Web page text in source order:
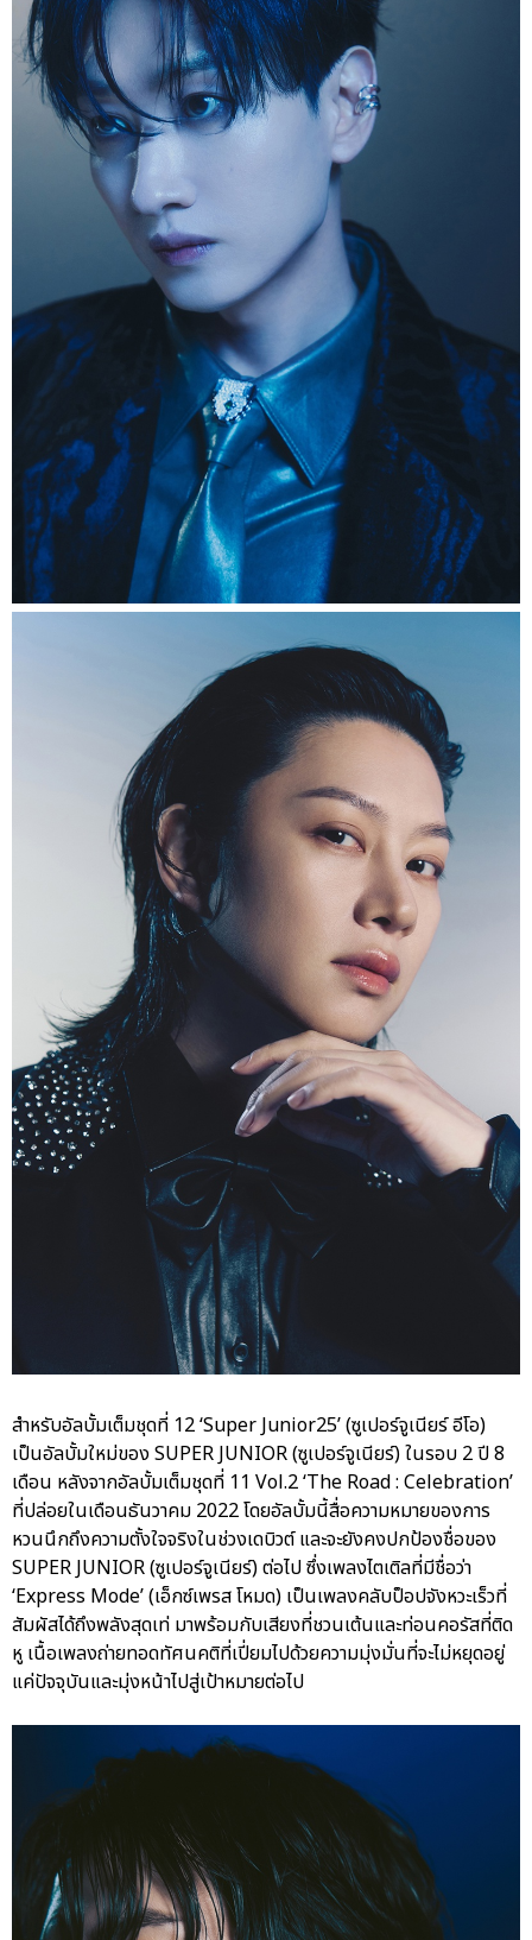
สำหรับอัลบั้มเต็มชุดที่ 12 ‘Super Junior25’ (ซูเปอร์จูเนียร์ อีโอ)
เป็นอัลบั้มใหม่ของ SUPER JUNIOR (ซูเปอร์จูเนียร์) ในรอบ 2 ปี 8
เดือน หลังจากอัลบั้มเต็มชุดที่ 11 Vol.2 ‘The Road : Celebration’
ที่ปล่อยในเดือนธันวาคม 2022 โดยอัลบั้มนี้สื่อความหมายของการ
หวนนึกถึงความตั้งใจจริงในช่วงเดบิวต์ และจะยังคงปกป้องชื่อของ
SUPER JUNIOR (ซูเปอร์จูเนียร์) ต่อไป ซึ่งเพลงไตเติลที่มีชื่อว่า
‘Express Mode’ (เอ็กซ์เพรส โหมด) เป็นเพลงคลับป็อปจังหวะเร็วที่
สัมผัสได้ถึงพลังสุดเท่ มาพร้อมกับเสียงที่ชวนเต้นและท่อนคอรัสที่ติด
หู เนื้อเพลงถ่ายทอดทัศนคติที่เปี่ยมไปด้วยความมุ่งมั่นที่จะไม่หยุดอยู่
แค่ปัจจุบันและมุ่งหน้าไปสู่เป้าหมายต่อไป